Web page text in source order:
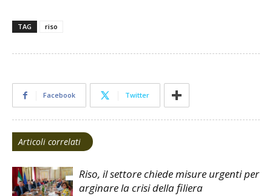
TAG riso
Facebook Twitter
Articoli correlati
Riso, il settore chiede misure urgenti per
arginare la crisi della filiera